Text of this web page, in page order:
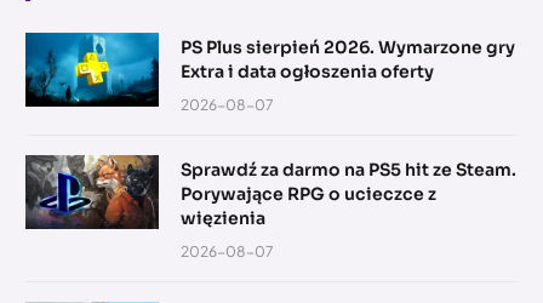
PS Plus sierpień 2026. Wymarzone gry
Extra i data ogłoszenia oferty
2026-08-07
Sprawdź za darmo na PS5 hit ze Steam.
Porywające RPG o ucieczce z
więzienia
2026-08-07